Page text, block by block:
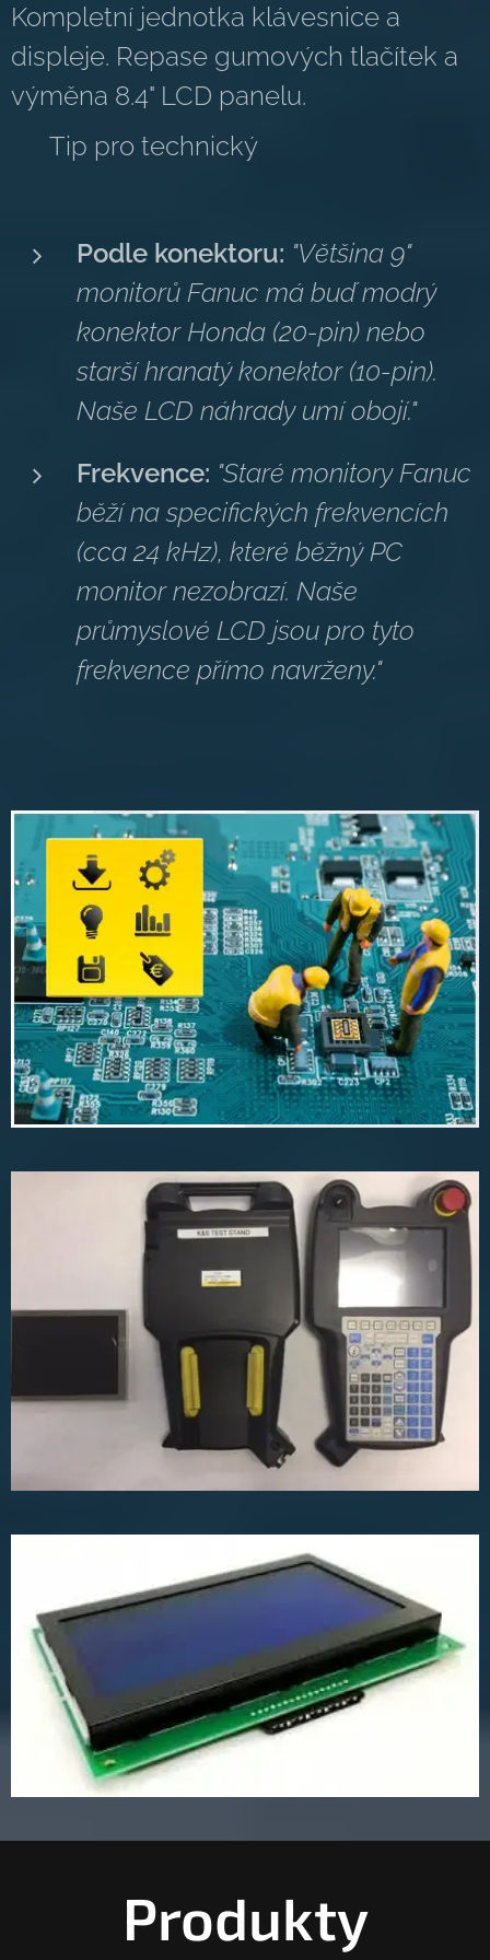
Kompletní jednotka klávesnice a
displeje. Repase gumových tlačítek a
výměna 8.4" LCD panelu.
💡 Tip pro technický
Podle konektoru: "Většina 9"
monitorů Fanuc má buď modrý
konektor Honda (20-pin) nebo
starší hranatý konektor (10-pin).
Naše LCD náhrady umí obojí."
Frekvence: "Staré monitory Fanuc
běží na specifických frekvencích
(cca 24 kHz), které běžný PC
monitor nezobrazí. Naše
průmyslové LCD jsou pro tyto
frekvence přímo navrženy."
Produkty